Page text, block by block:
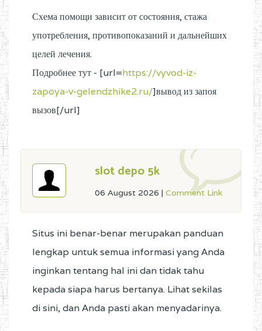
Схема помощи зависит от состояния, стажа
употребления, противопоказаний и дальнейших
целей лечения.
Подробнее тут - [url=https://vyvod-iz-
zapoya-v-gelendzhike2.ru/]вывод из запоя
вызов[/url]
slot depo 5k
06 August 2026 | Comment Link
Situs ini benar-benar merupakan panduan
lengkap untuk semua informasi yang Anda
inginkan tentang hal ini dan tidak tahu
kepada siapa harus bertanya. Lihat sekilas
di sini, dan Anda pasti akan menyadarinya.